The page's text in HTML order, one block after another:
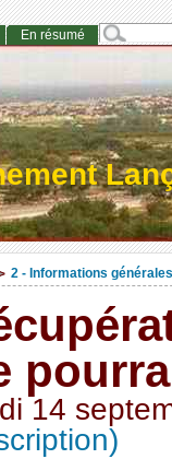
> 2 - Informations générales
14
En résumé